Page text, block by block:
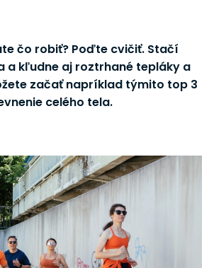
čo robiť? Poďte cvičiť. Stačí
a kľudne aj roztrhané tepláky a
začať napríklad týmito top 3
celého tela.